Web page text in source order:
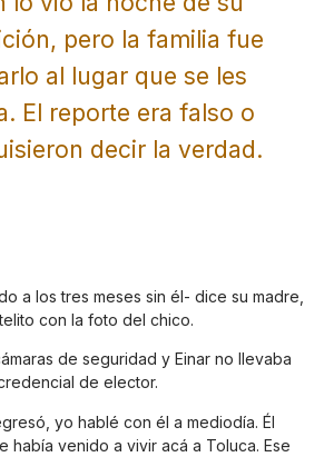
pero la familia fue
al lugar que se les
El reporte era falso o
decir la verdad.
a los tres meses sin él- dice su madre,
con la foto del chico.
de seguridad y Einar no llevaba
de elector.
yo hablé con él a mediodía. Él
había venido a vivir acá a Toluca. Ese